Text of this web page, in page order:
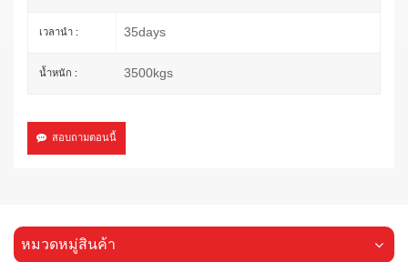
เวลานำ : 35days
น้ำหนัก : 3500kgs
สอบถามตอนนี้
หมวดหมู่สินค้า